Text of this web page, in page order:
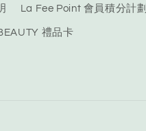
La Fee Point 會員積分計劃
禮品卡